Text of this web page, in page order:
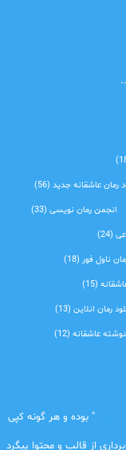
رمان عاشقانه جدید(56)
انجمن رمان نویسی(33)
(24)
ناول فور(18)
(15)
رمان انلاین(13)
عاشقانه(12)
" بوده و هر گونه کپی
برداری از قالب و محتوا پیگرد